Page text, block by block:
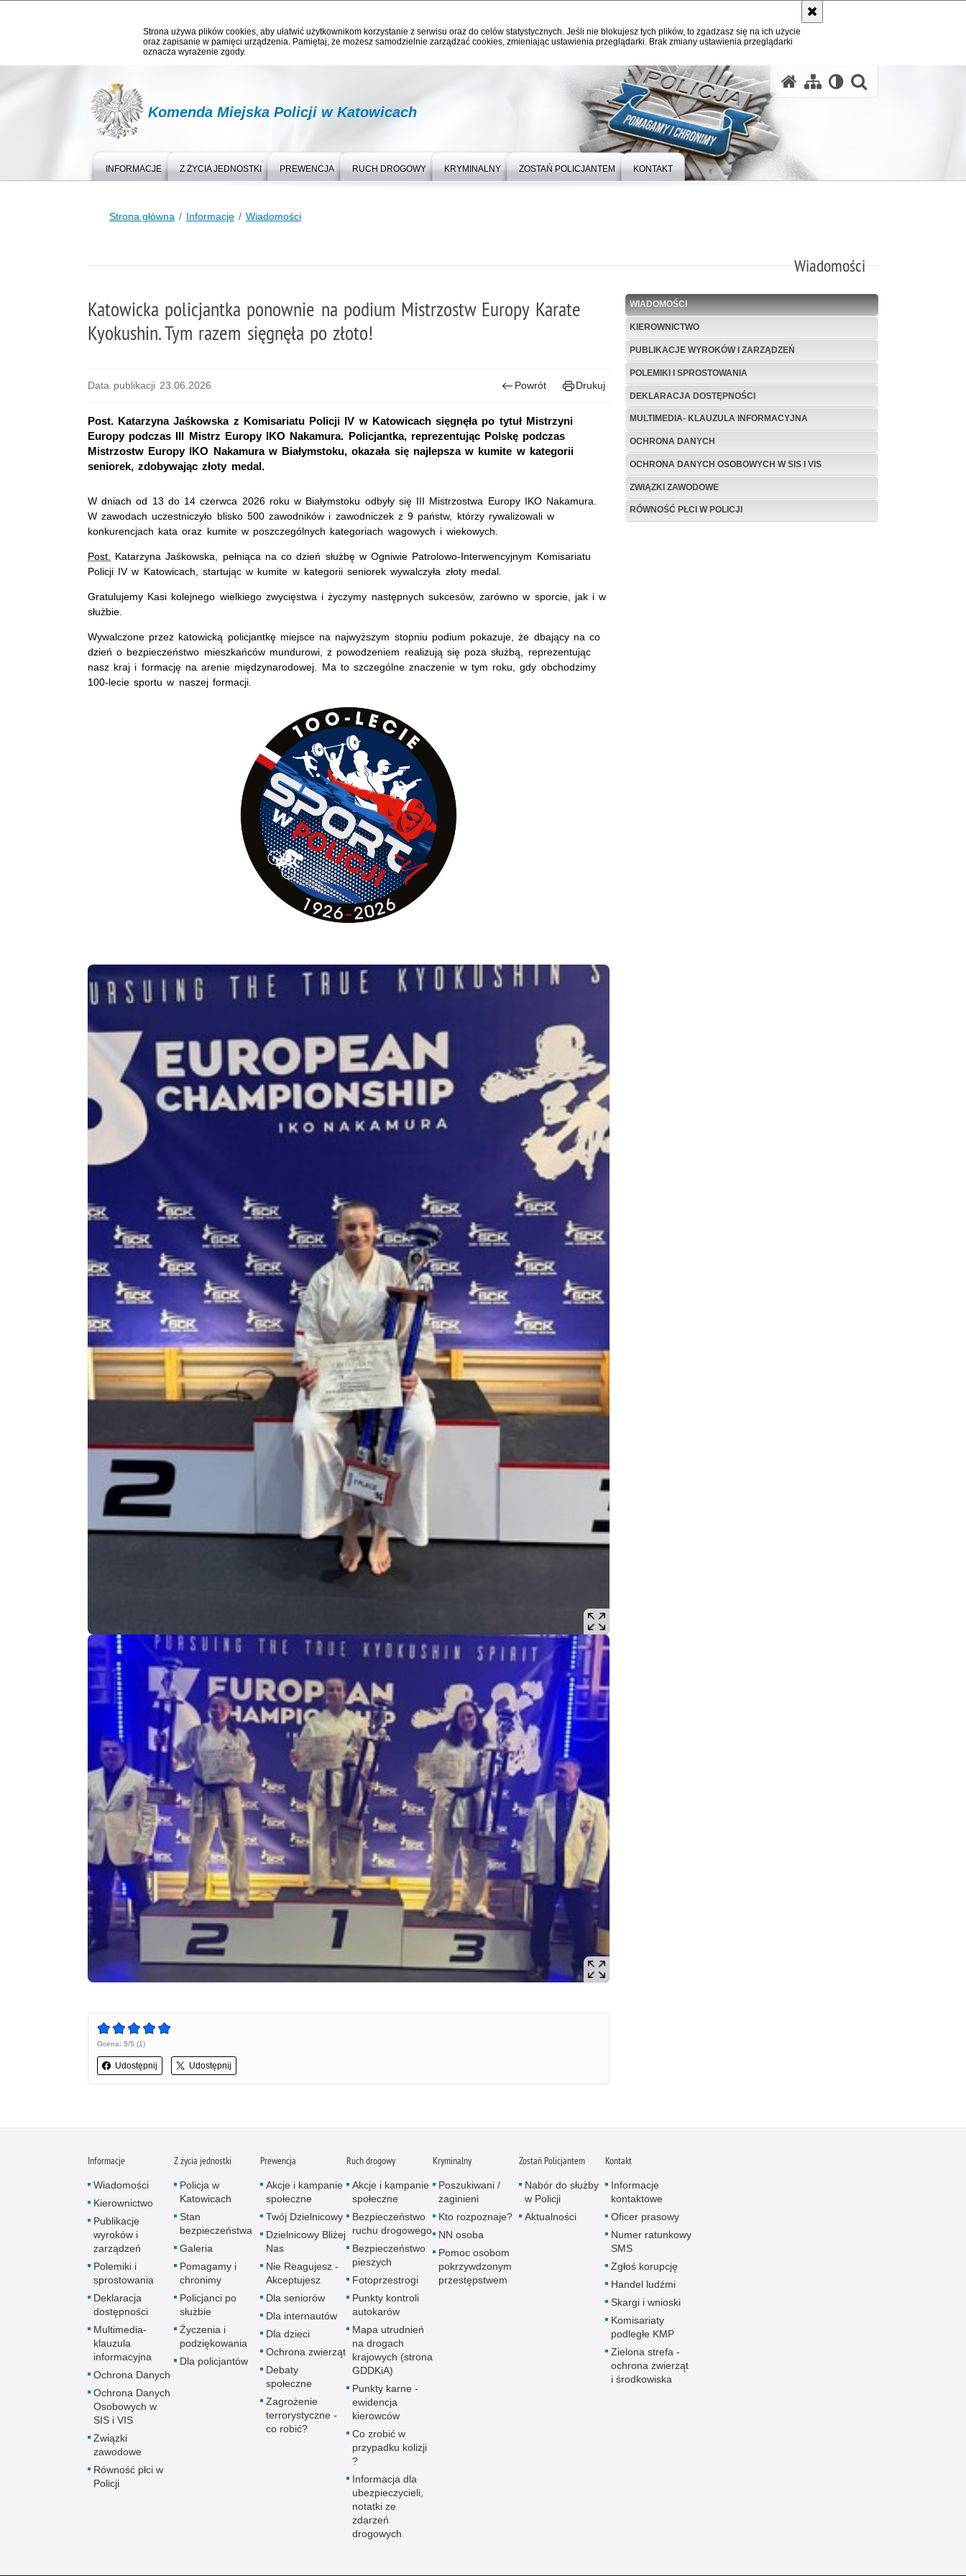
Strona używa plików cookies, aby ułatwić użytkownikom korzystanie z serwisu oraz do celów statystycznych. Jeśli nie blokujesz tych plików, to zgadzasz się na ich użycie
oraz zapisanie w pamięci urządzenia. Pamiętaj, że możesz samodzielnie zarządzać cookies, zmieniając ustawienia przeglądarki. Brak zmiany ustawienia przeglądarki
oznacza wyrażenie zgody.
Komenda Miejska Policji w Katowicach
INFORMACJE Z ŻYCIA JEDNOSTKI PREWENCJA RUCH DROGOWY KRYMINALNY ZOSTAŃ POLICJANTEM KONTAKT
Strona główna Informacje Wiadomości
Wiadomości
Katowicka policjantka ponownie na podium Mistrzostw Europy Karate
Kyokushin. Tym razem sięgnęła po złoto!
Data publikacji 23.06.2026 Powrót Drukuj
Post. Katarzyna Jaśkowska z Komisariatu Policji IV w Katowicach sięgnęła po tytuł Mistrzyni
Europy podczas III Mistrz Europy IKO Nakamura. Policjantka, reprezentując Polskę podczas
Mistrzostw Europy IKO Nakamura w Białymstoku, okazała się najlepsza w kumite w kategorii
seniorek, zdobywając złoty medal.
W dniach od 13 do 14 czerwca 2026 roku w Białymstoku odbyły się III Mistrzostwa Europy IKO Nakamura.
W zawodach uczestniczyło blisko 500 zawodników i zawodniczek z 9 państw, którzy rywalizowali w
konkurencjach kata oraz kumite w poszczególnych kategoriach wagowych i wiekowych.
Post. Katarzyna Jaśkowska, pełniąca na co dzień służbę w Ogniwie Patrolowo-Interwencyjnym Komisariatu
Policji IV w Katowicach, startując w kumite w kategorii seniorek wywalczyła złoty medal.
Gratulujemy Kasi kolejnego wielkiego zwycięstwa i życzymy następnych sukcesów, zarówno w sporcie, jak i w
służbie.
Wywalczone przez katowicką policjantkę miejsce na najwyższym stopniu podium pokazuje, że dbający na co
dzień o bezpieczeństwo mieszkańców mundurowi, z powodzeniem realizują się poza służbą, reprezentując
nasz kraj i formację na arenie międzynarodowej. Ma to szczególne znaczenie w tym roku, gdy obchodzimy
100-lecie sportu w naszej formacji.
Ocena: 5/5 (1)
Udostępnij Udostępnij
WIADOMOŚCI
KIEROWNICTWO
PUBLIKACJE WYROKÓW I ZARZĄDZEŃ
POLEMIKI I SPROSTOWANIA
DEKLARACJA DOSTĘPNOŚCI
MULTIMEDIA- KLAUZULA INFORMACYJNA
OCHRONA DANYCH
OCHRONA DANYCH OSOBOWYCH W SIS I VIS
ZWIĄZKI ZAWODOWE
RÓWNOŚĆ PŁCI W POLICJI
Informacje
Wiadomości
Kierownictwo
Publikacje
wyroków i
zarządzeń
Polemiki i
sprostowania
Deklaracja
dostępności
Multimedia-
klauzula
informacyjna
Ochrona Danych
Ochrona Danych
Osobowych w
SIS i VIS
Związki
zawodowe
Równość płci w
Policji
Z życia jednostki
Policja w
Katowicach
Stan
bezpieczeństwa
Galeria
Pomagamy i
chronimy
Policjanci po
służbie
Życzenia i
podziękowania
Dla policjantów
Prewencja
Akcje i kampanie
społeczne
Twój Dzielnicowy
Dzielnicowy Bliżej
Nas
Nie Reagujesz -
Akceptujesz
Dla seniorów
Dla internautów
Dla dzieci
Ochrona zwierząt
Debaty
społeczne
Zagrożenie
terrorystyczne -
co robić?
Ruch drogowy
Akcje i kampanie
społeczne
Bezpieczeństwo
ruchu drogowego
Bezpieczeństwo
pieszych
Fotoprzestrogi
Punkty kontroli
autokarów
Mapa utrudnień
na drogach
krajowych (strona
GDDKiA)
Punkty karne -
ewidencja
kierowców
Co zrobić w
przypadku kolizji
?
Informacja dla
ubezpieczycieli,
notatki ze
zdarzeń
drogowych
Kryminalny
Poszukiwani /
zaginieni
Kto rozpoznaje?
NN osoba
Pomoc osobom
pokrzywdzonym
przestępstwem
Zostań Policjantem
Nabór do służby
w Policji
Aktualności
Kontakt
Informacje
kontaktowe
Oficer prasowy
Numer ratunkowy
SMS
Zgłoś korupcję
Handel ludźmi
Skargi i wnioski
Komisariaty
podległe KMP
Zielona strefa -
ochrona zwierząt
i środkowiska